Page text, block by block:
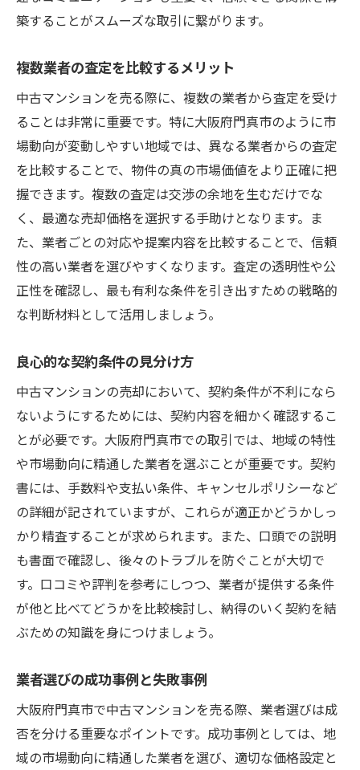
築することがスムーズな取引に繋がります。
複数業者の査定を比較するメリット
中古マンションを売る際に、複数の業者から査定を受け
ることは非常に重要です。特に大阪府門真市のように市
場動向が変動しやすい地域では、異なる業者からの査定
を比較することで、物件の真の市場価値をより正確に把
握できます。複数の査定は交渉の余地を生むだけでな
く、最適な売却価格を選択する手助けとなります。ま
た、業者ごとの対応や提案内容を比較することで、信頼
性の高い業者を選びやすくなります。査定の透明性や公
正性を確認し、最も有利な条件を引き出すための戦略的
な判断材料として活用しましょう。
良心的な契約条件の見分け方
中古マンションの売却において、契約条件が不利になら
ないようにするためには、契約内容を細かく確認するこ
とが必要です。大阪府門真市での取引では、地域の特性
や市場動向に精通した業者を選ぶことが重要です。契約
書には、手数料や支払い条件、キャンセルポリシーなど
の詳細が記されていますが、これらが適正かどうかしっ
かり精査することが求められます。また、口頭での説明
も書面で確認し、後々のトラブルを防ぐことが大切で
す。口コミや評判を参考にしつつ、業者が提供する条件
が他と比べてどうかを比較検討し、納得のいく契約を結
ぶための知識を身につけましょう。
業者選びの成功事例と失敗事例
大阪府門真市で中古マンションを売る際、業者選びは成
否を分ける重要なポイントです。成功事例としては、地
域の市場動向に精通した業者を選び、適切な価格設定と